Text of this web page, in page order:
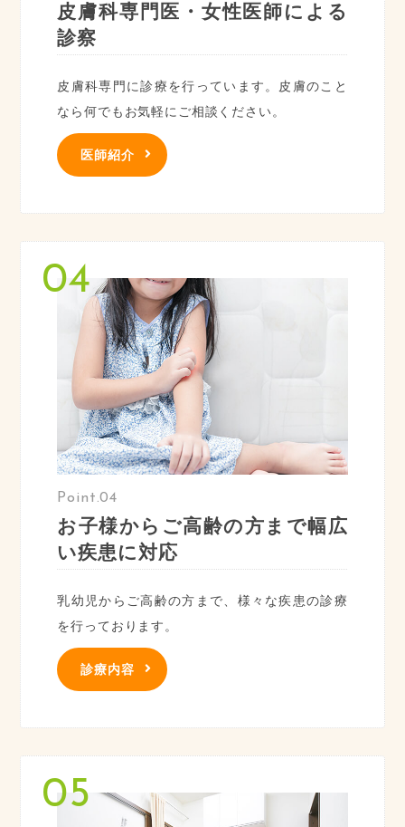
皮膚科専門医・女性医師による
診察
皮膚科専門に診療を行っています。皮膚のこと
なら何でもお気軽にご相談ください。
医師紹介
Point.04
お子様からご高齢の方まで幅広
い疾患に対応
乳幼児からご高齢の方まで、様々な疾患の診療
を行っております。
診療内容